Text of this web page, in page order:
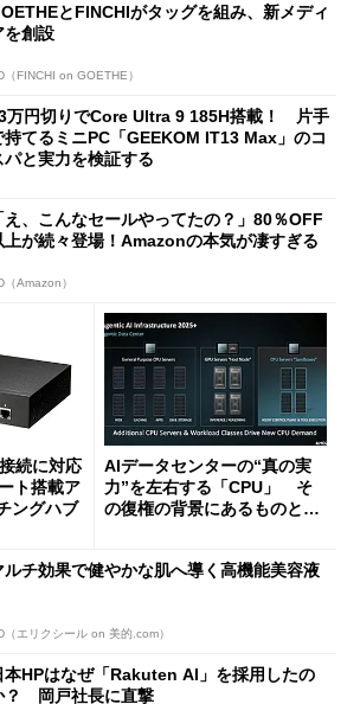
とFINCHIがタッグを組み、新メディ
を創設
（FINCHI on GOETHE）
万円切りでCore Ultra 9 185H搭載！ 片手
持てるミニPC「GEEKOM IT13 Max」のコ
パと実力を検証する
え、こんなセールやってたの？」80％OFF
上が続々登場！Amazonの本気が凄すぎる
（Amazon）
続に対応
ト搭載ア
ングハブ
AIデータセンターの“真の実
力”を左右する「CPU」 そ
の復権の背景にあるものと
ルチ効果で健やかな肌へ導く高機能美容液
（エリクシール on 美的.com）
本HPはなぜ「Rakuten AI」を採用したの
？ 岡戸社長に直撃